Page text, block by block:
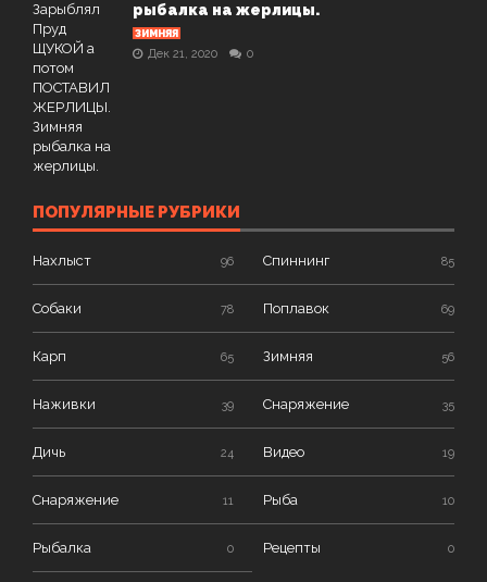
рыбалка на жерлицы.
ЗИМНЯЯ
Дек 21, 2020 0
ПОПУЛЯРНЫЕ РУБРИКИ
Нахлыст 96 Спиннинг 85
Собаки 78 Поплавок 69
Карп 65 Зимняя 56
Наживки 39 Снаряжение 35
Дичь 24 Видео 19
Снаряжение 11 Рыба 10
Рыбалка 0 Рецепты 0